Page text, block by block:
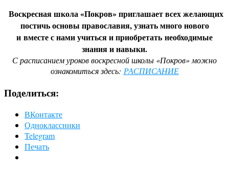
Воскресная школа «Покров» приглашает всех желающих
постичь основы православия, узнать много нового
и вместе с нами учиться и приобретать необходимые
знания и навыки.
С расписанием уроков воскресной школы «Покров» можно
ознакомиться здесь: РАСПИСАНИЕ
Поделиться:
ВКонтакте
Одноклассники
Telegram
Печать